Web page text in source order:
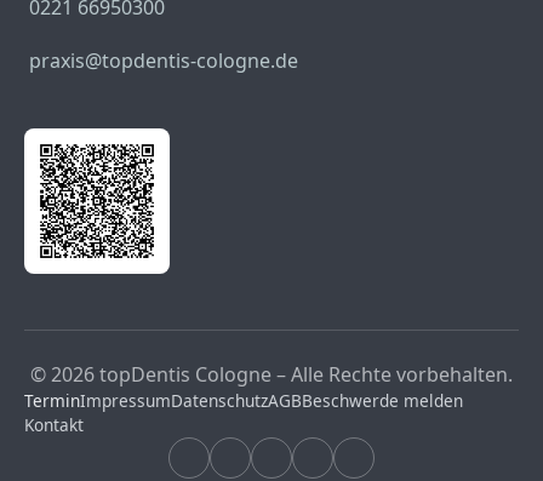
0221 66950300
praxis@topdentis-cologne.de
© 2026 topDentis Cologne – Alle Rechte vorbehalten.
TerminImpressumDatenschutzAGBBeschwerde melden
Kontakt